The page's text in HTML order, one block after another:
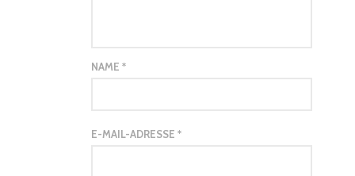
NAME*
E-MAIL-ADRESSE*